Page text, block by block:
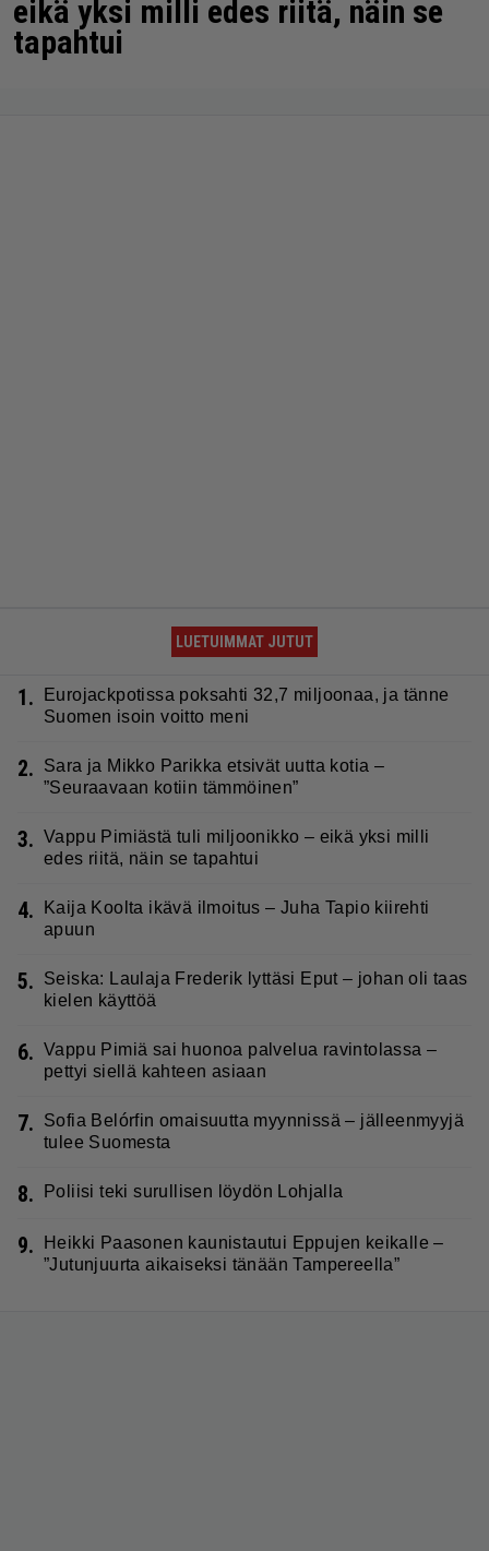
eikä yksi milli edes riitä, näin se
tapahtui
LUETUIMMAT JUTUT
1.
Eurojackpotissa poksahti 32,7 miljoonaa, ja tänne
Suomen isoin voitto meni
2.
Sara ja Mikko Parikka etsivät uutta kotia –
”Seuraavaan kotiin tämmöinen”
3. Vappu Pimiästä tuli miljoonikko – eikä yksi milli
edes riitä, näin se tapahtui
4.
Kaija Koolta ikävä ilmoitus – Juha Tapio kiirehti
apuun
5.
Seiska: Laulaja Frederik lyttäsi Eput – johan oli taas
kielen käyttöä
6. Vappu Pimiä sai huonoa palvelua ravintolassa –
pettyi siellä kahteen asiaan
7.
Sofia Belórfin omaisuutta myynnissä – jälleenmyyjä
tulee Suomesta
8. Poliisi teki surullisen löydön Lohjalla
9.
Heikki Paasonen kaunistautui Eppujen keikalle –
”Jutunjuurta aikaiseksi tänään Tampereella”